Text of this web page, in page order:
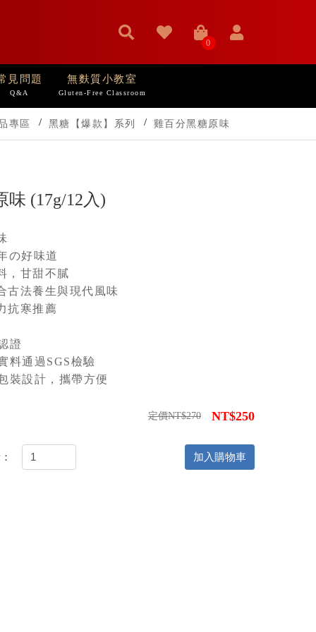
0
見問題
Q&A
無麩質小教室
Gluten-Free Classroom
專區 黑糖【爆款】系列 雞百分黑糖原味
味 (17g/12入)
の好味道
，甘甜不膩
古法養生與現代風味
抗寒推薦
證
料通過SGS檢驗
裝設計，攜帶方便
定價NT$270 NT$250
加入購物車